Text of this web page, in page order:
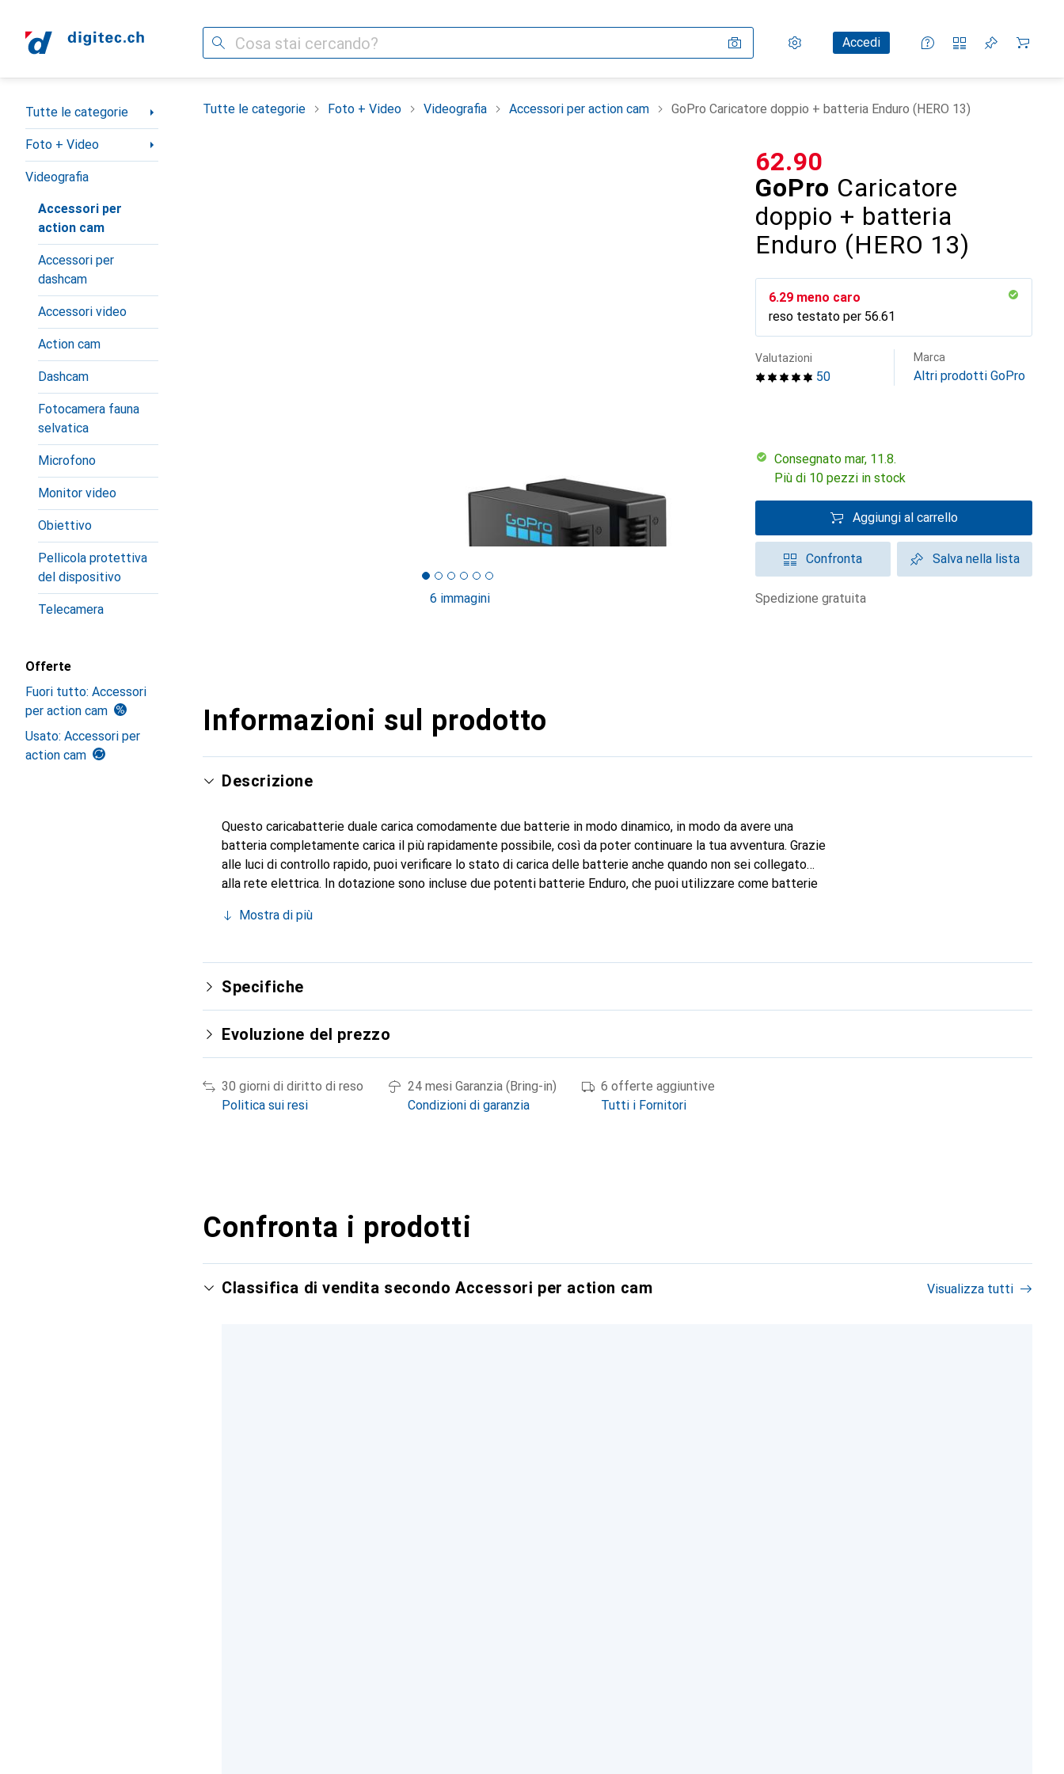
Cerca Impostazioni
Conto clienteAccedi
Liste di confronto
Liste dei desideri
Carrello
Categoria Navigazione
Tutte le categorie
Foto + Video
Videografia
Accessori per
action cam
Accessori per
dashcam
Accessori video
Action cam
Dashcam
Fotocamera fauna
selvatica
Microfono
Monitor video
Obiettivo
Pellicola protettiva
del dispositivo
Telecamera
Offerte
Fuori tutto: Accessori
per action cam
Usato: Accessori per
action cam
Tutte le categorie Foto + Video Videografia Accessori per action cam GoPro Caricatore doppio + batteria Enduro (HERO 13)
6 immagini
GoPro Caricatore
doppio + batteria
Enduro (HERO 13)
CHF
62.90
CHF
6.29 meno caro
reso testato per CHF
56.61
50
Valutazioni Marca
Altri prodotti GoPro
Consegnato mar, 11.8.
Più di 10 pezzi in stock
Aggiungi al carrello
Confronta Salva nella lista
spedizione gratuita
Informazioni sul prodotto
Descrizione
Questo caricabatterie duale carica comodamente due batterie in modo dinamico, in modo da avere una
batteria completamente carica il più rapidamente possibile, così da poter continuare la tua avventura. Grazie
alle luci di controllo rapido, puoi verificare lo stato di carica delle batterie anche quando non sei collegato
alla rete elettrica. In dotazione sono incluse due potenti batterie Enduro, che puoi utilizzare come batterie
Mostra di più
Specifiche
Evoluzione del prezzo
30 giorni di diritto di reso
Politica sui resi
24 mesi Garanzia (Bring-in)
Condizioni di garanzia
6 offerte aggiuntive
Tutti i Fornitori
Confronta i prodotti
Classifica di vendita secondo Accessori per action cam Visualizza tutti